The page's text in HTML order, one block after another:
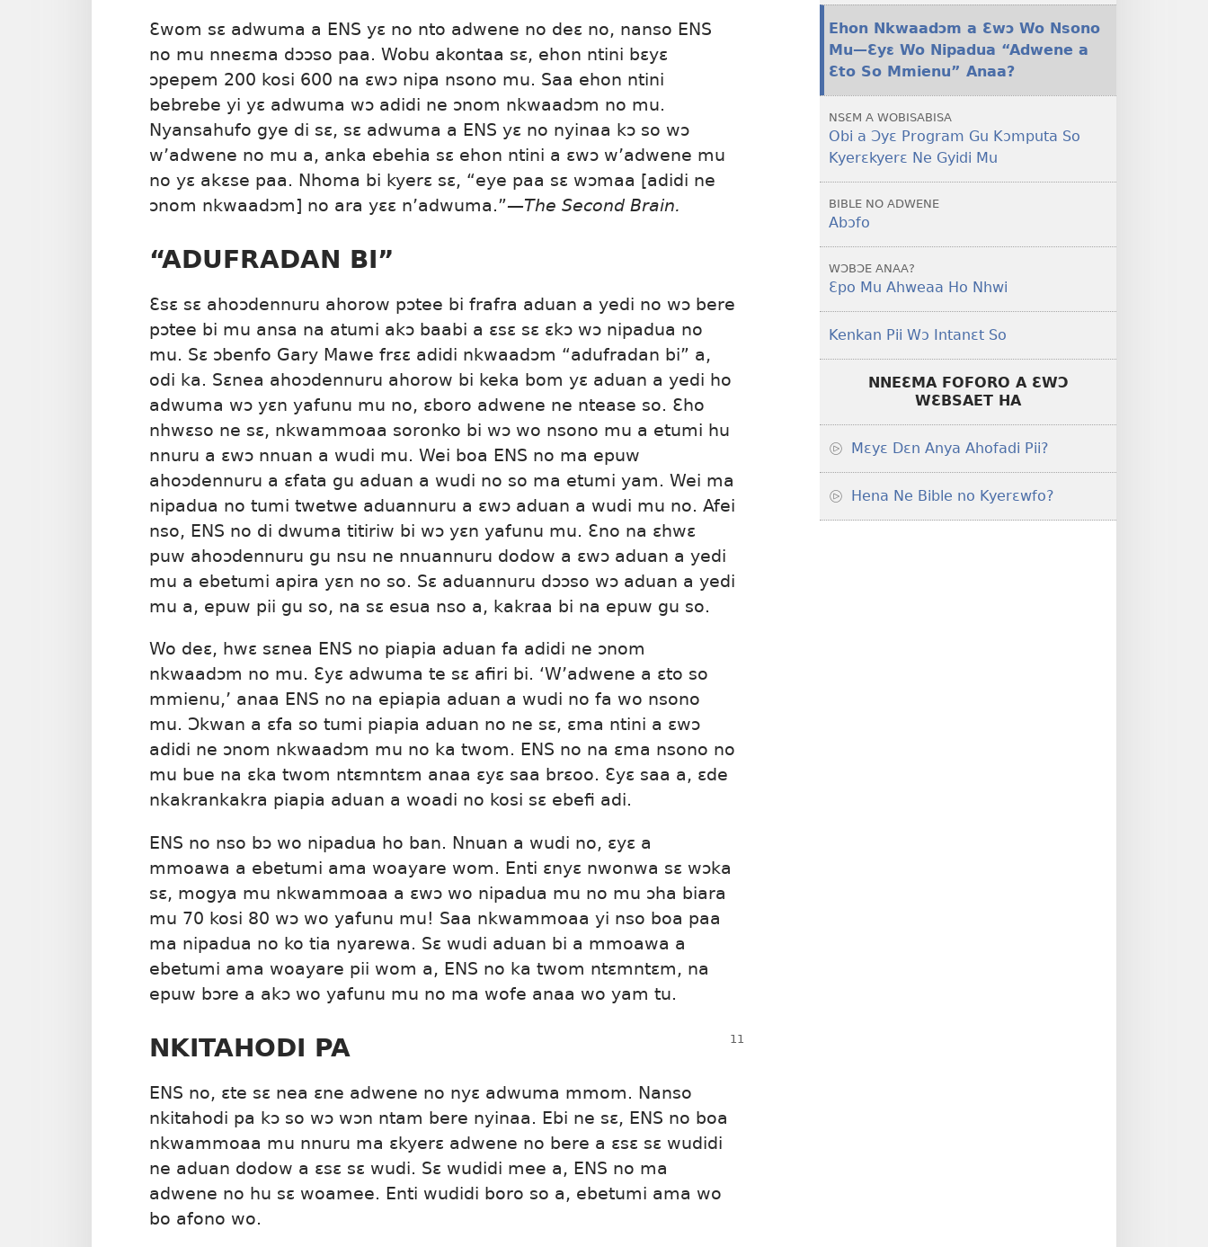
Ɛwom sɛ adwuma a ENS yɛ no nto adwene no deɛ no, nanso ENS
no mu nneɛma dɔɔso paa. Wobu akontaa sɛ, ehon ntini bɛyɛ
ɔpepem 200 kosi 600 na ɛwɔ nipa nsono mu. Saa ehon ntini
bebrebe yi yɛ adwuma wɔ adidi ne ɔnom nkwaadɔm no mu.
Nyansahufo gye di sɛ, sɛ adwuma a ENS yɛ no nyinaa kɔ so wɔ
w’adwene no mu a, anka ebehia sɛ ehon ntini a ɛwɔ w’adwene mu
no yɛ akɛse paa. Nhoma bi kyerɛ sɛ, “eye paa sɛ wɔmaa [adidi ne
ɔnom nkwaadɔm] no ara yɛɛ n’adwuma.”​—The Second Brain.
“ADUFRADAN BI”
Ɛsɛ sɛ ahoɔdennuru ahorow pɔtee bi frafra aduan a yedi no wɔ bere
pɔtee bi mu ansa na atumi akɔ baabi a ɛsɛ sɛ ɛkɔ wɔ nipadua no
mu. Sɛ ɔbenfo Gary Mawe frɛɛ adidi nkwaadɔm “adufradan bi” a,
odi ka. Sɛnea ahoɔdennuru ahorow bi keka bom yɛ aduan a yedi ho
adwuma wɔ yɛn yafunu mu no, ɛboro adwene ne ntease so. Ɛho
nhwɛso ne sɛ, nkwammoaa soronko bi wɔ wo nsono mu a etumi hu
nnuru a ɛwɔ nnuan a wudi mu. Wei boa ENS no ma epuw
ahoɔdennuru a ɛfata gu aduan a wudi no so ma etumi yam. Wei ma
nipadua no tumi twetwe aduannuru a ɛwɔ aduan a wudi mu no. Afei
nso, ENS no di dwuma titiriw bi wɔ yɛn yafunu mu. Ɛno na ɛhwɛ
puw ahoɔdennuru gu nsu ne nnuannuru dodow a ɛwɔ aduan a yedi
mu a ebetumi apira yɛn no so. Sɛ aduannuru dɔɔso wɔ aduan a yedi
mu a, epuw pii gu so, na sɛ esua nso a, kakraa bi na epuw gu so.
Wo deɛ, hwɛ sɛnea ENS no piapia aduan fa adidi ne ɔnom
nkwaadɔm no mu. Ɛyɛ adwuma te sɛ afiri bi. ‘W’adwene a ɛto so
mmienu,’ anaa ENS no na epiapia aduan a wudi no fa wo nsono
mu. Ɔkwan a ɛfa so tumi piapia aduan no ne sɛ, ɛma ntini a ɛwɔ
adidi ne ɔnom nkwaadɔm mu no ka twom. ENS no na ɛma nsono no
mu bue na ɛka twom ntɛmntɛm anaa ɛyɛ saa brɛoo. Ɛyɛ saa a, ɛde
nkakrankakra piapia aduan a woadi no kosi sɛ ebefi adi.
ENS no nso bɔ wo nipadua ho ban. Nnuan a wudi no, ɛyɛ a
mmoawa a ebetumi ama woayare wom. Enti ɛnyɛ nwonwa sɛ wɔka
sɛ, mogya mu nkwammoaa a ɛwɔ wo nipadua mu no mu ɔha biara
mu 70 kosi 80 wɔ wo yafunu mu! Saa nkwammoaa yi nso boa paa
ma nipadua no ko tia nyarewa. Sɛ wudi aduan bi a mmoawa a
ebetumi ama woayare pii wom a, ENS no ka twom ntɛmntɛm, na
epuw bɔre a akɔ wo yafunu mu no ma wofe anaa wo yam tu.
NKITAHODI PA
ENS no, ɛte sɛ nea ɛne adwene no nyɛ adwuma mmom. Nanso
nkitahodi pa kɔ so wɔ wɔn ntam bere nyinaa. Ebi ne sɛ, ENS no boa
nkwammoaa mu nnuru ma ɛkyerɛ adwene no bere a ɛsɛ sɛ wudidi
ne aduan dodow a ɛsɛ sɛ wudi. Sɛ wudidi mee a, ENS no ma
adwene no hu sɛ woamee. Enti wudidi boro so a, ebetumi ama wo
bo afono wo.
Ehon Nkwaadɔm a Ɛwɔ Wo Nsono
Mu​—Ɛyɛ Wo Nipadua “Adwene a
Ɛto So Mmienu” Anaa?
NSƐM A WOBISABISA
Obi a Ɔyɛ Program Gu Kɔmputa So
Kyerɛkyerɛ Ne Gyidi Mu
BIBLE NO ADWENE
Abɔfo
WƆBƆE ANAA?
Ɛpo Mu Ahweaa Ho Nhwi
Kenkan Pii Wɔ Intanɛt So
NNEƐMA FOFORO A ƐWƆ
WƐBSAET HA
Mɛyɛ Dɛn Anya Ahofadi Pii?
Hena Ne Bible no Kyerɛwfo?